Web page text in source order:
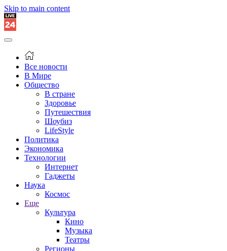
Skip to main content
Все новости
В Мире
Общество
В стране
Здоровье
Путешествия
Шоубиз
LifeStyle
Политика
Экономика
Технологии
Интернет
Гаджеты
Наука
Космос
Еще
Культура
Кино
Музыка
Театры
Регионы